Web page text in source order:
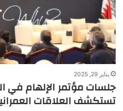
يناير 29, 2025
جلسات مؤتمر الإلهام في
تستكشف العلاقات